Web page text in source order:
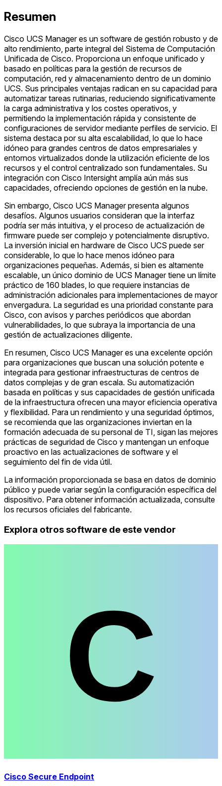
Resumen
Cisco UCS Manager es un software de gestión robusto y de
alto rendimiento, parte integral del Sistema de Computación
Unificada de Cisco. Proporciona un enfoque unificado y
basado en políticas para la gestión de recursos de
computación, red y almacenamiento dentro de un dominio
UCS. Sus principales ventajas radican en su capacidad para
automatizar tareas rutinarias, reduciendo significativamente
la carga administrativa y los costes operativos, y
permitiendo la implementación rápida y consistente de
configuraciones de servidor mediante perfiles de servicio. El
sistema destaca por su alta escalabilidad, lo que lo hace
idóneo para grandes centros de datos empresariales y
entornos virtualizados donde la utilización eficiente de los
recursos y el control centralizado son fundamentales. Su
integración con Cisco Intersight amplía aún más sus
capacidades, ofreciendo opciones de gestión en la nube.
Sin embargo, Cisco UCS Manager presenta algunos
desafíos. Algunos usuarios consideran que la interfaz
podría ser más intuitiva, y el proceso de actualización de
firmware puede ser complejo y potencialmente disruptivo.
La inversión inicial en hardware de Cisco UCS puede ser
considerable, lo que lo hace menos idóneo para
organizaciones pequeñas. Además, si bien es altamente
escalable, un único dominio de UCS Manager tiene un límite
práctico de 160 blades, lo que requiere instancias de
administración adicionales para implementaciones de mayor
envergadura. La seguridad es una prioridad constante para
Cisco, con avisos y parches periódicos que abordan
vulnerabilidades, lo que subraya la importancia de una
gestión de actualizaciones diligente.
En resumen, Cisco UCS Manager es una excelente opción
para organizaciones que buscan una solución potente e
integrada para gestionar infraestructuras de centros de
datos complejas y de gran escala. Su automatización
basada en políticas y sus capacidades de gestión unificada
de la infraestructura ofrecen una mayor eficiencia operativa
y flexibilidad. Para un rendimiento y una seguridad óptimos,
se recomienda que las organizaciones inviertan en la
formación adecuada de su personal de TI, sigan las mejores
prácticas de seguridad de Cisco y mantengan un enfoque
proactivo en las actualizaciones de software y el
seguimiento del fin de vida útil.
La información proporcionada se basa en datos de dominio
público y puede variar según la configuración específica del
dispositivo. Para obtener información actualizada, consulte
los recursos oficiales del fabricante.
Explora otros software de este vendor
Cisco Secure Endpoint